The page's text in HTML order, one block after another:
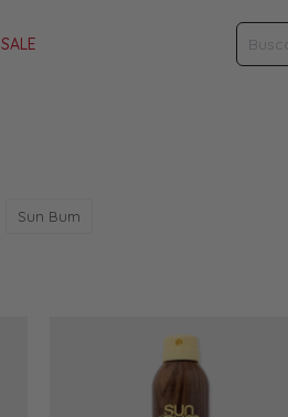
SALE
Sun Bum